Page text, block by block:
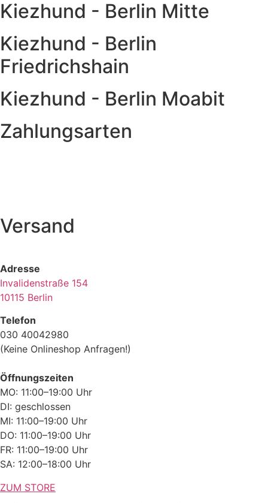
Kiezhund - Berlin Mitte
Kiezhund - Berlin
Friedrichshain
Kiezhund - Berlin Moabit
Zahlungsarten
Versand
Adresse
Invalidenstraße 154
10115 Berlin
Telefon
030 40042980
(Keine Onlineshop Anfragen!)
Öffnungszeiten
MO: 11:00–19:00 Uhr
DI: geschlossen
MI: 11:00–19:00 Uhr
DO: 11:00–19:00 Uhr
FR: 11:00–19:00 Uhr
SA: 12:00–18:00 Uhr
ZUM STORE